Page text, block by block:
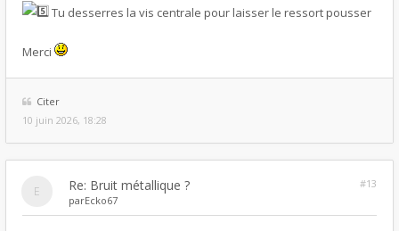
Tu desserres la vis centrale pour laisser le ressort pousser
Merci
Citer
10 juin 2026, 18:28
Re: Bruit métallique ?
#13
parEcko67